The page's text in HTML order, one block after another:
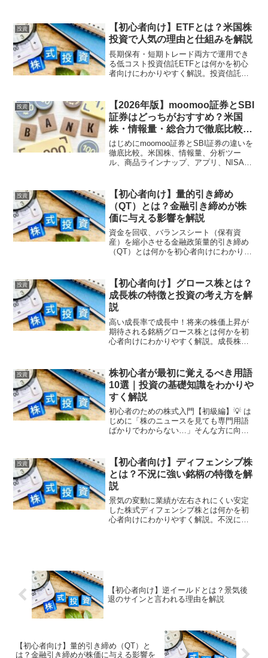
投資
【初心者向け】ETFとは？米国株
投資で人気の理由と仕組みを解説
長期保有・短期トレード両方で運用でき
る低コスト投資信託ETFとは何かを初心
者向けにわかりやすく解説。投資信託と
す。ETFとは？ETF（Exchange Traded
Fu...
投資
【2026年版】moomoo証券とSBI
証券はどっちがおすすめ？米国
株・情報量・総合力で徹底比較
【初心者〜中級者向け】
はじめにmoomoo証券とSBI証券の違いを
徹底比較。米国株、情報量、分析ツー
ル、商品ラインナップ、アプリ、NISAと
め証券会社も紹介します。🔽まずは無料
で口座開設して...
投資
【初心者向け】量的引き締め
（QT）とは？金融引き締めが株
価に与える影響を解説
資金を回収、バランスシート（保有資
産）を縮小させる金融政策量的引き締め
（QT）とは何かを初心者向けにわかりや
ついてやさしく紹介します。量的引き締
め（QT）とは？量的引...
投資
【初心者向け】グロース株とは？
成長株の特徴と投資の考え方を解
説
高い成長率で成長中！将来の株価上昇が
期待される銘柄グロース株とは何かを初
心者向けにわかりやすく解説。成長株の
ロース株とは？グロース株（Growth
Stock）とは、売...
投資
株初心者が最初に覚えるべき用語
10選｜投資の基礎知識をわかりや
すく解説
初心者のための株式入門【初級編】💡 は
じめに「株のニュースを見ても専門用語
ばかりでわからない…」そんな方に向け
すく解説します。難しい言葉をシンプル
にまとめているので、...
投資
【初心者向け】ディフェンシブ株
とは？不況に強い銘柄の特徴を解
説
景気の変動に業績が左右されにくい安定
した株式ディフェンシブ株とは何かを初
心者向けにわかりやすく解説。不況に強
【初心者向け】逆イールドとは？景気後
退のサインと言われる理由を解説
【初心者向け】量的引き締め（QT）と
は？金融引き締めが株価に与える影響を